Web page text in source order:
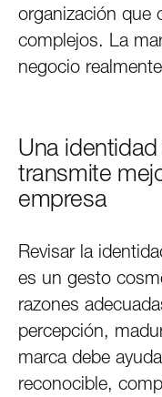
organización que
complejos. La
negocio
Una
transmite
empresa
Revisar la
es un gesto
razones
percepción,
marca debe
reconocible,